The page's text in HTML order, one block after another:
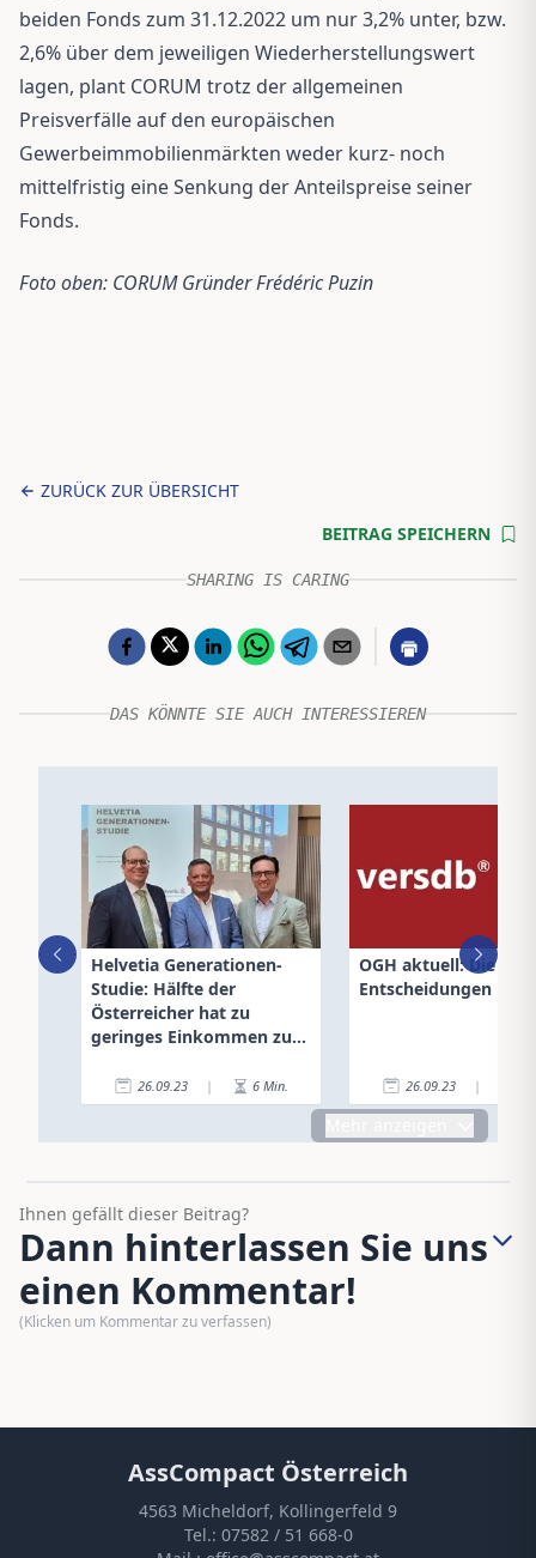
beiden Fonds zum 31.12.2022 um nur 3,2% unter, bzw.
2,6% über dem jeweiligen Wiederherstellungswert
lagen, plant CORUM trotz der allgemeinen
Preisverfälle auf den europäischen
Gewerbeimmobilienmärkten weder kurz- noch
mittelfristig eine Senkung der Anteilspreise seiner
Fonds.
Foto oben: CORUM Gründer Frédéric Puzin
ZURÜCK ZUR ÜBERSICHT
BEITRAG SPEICHERN
SHARING IS CARING
DAS KÖNNTE SIE AUCH INTERESSIEREN
Helvetia Generationen-
Studie: Hälfte der
Österreicher hat zu
geringes Einkommen zum
26.09.23 | 6 Min.
OGH aktuell: Die
Entscheidungen
26.09.23 |
Ihnen gefällt dieser Beitrag?
Dann hinterlassen Sie uns
einen Kommentar!
(Klicken um Kommentar zu verfassen)
AssCompact Österreich
4563 Micheldorf, Kollingerfeld 9
Tel.: 07582 / 51 668-0